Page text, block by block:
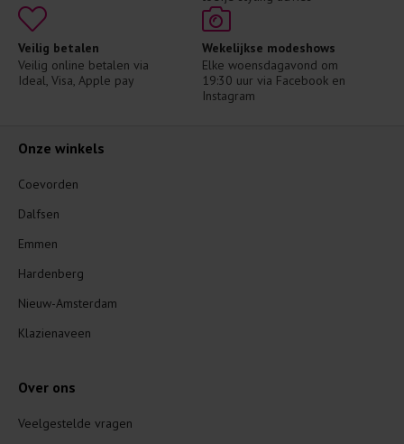
Veilig betalen
Veilig online betalen via
Ideal, Visa, Apple pay
Wekelijkse modeshows
Elke woensdagavond om
19:30 uur via Facebook en
Instagram
Onze winkels
Coevorden
Dalfsen
Emmen
Hardenberg
Nieuw-Amsterdam
Klazienaveen
Over ons
Veelgestelde vragen